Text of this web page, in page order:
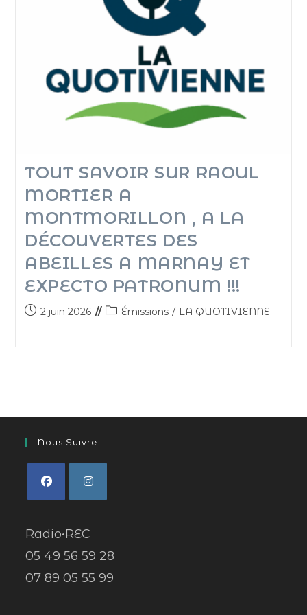
TOUT SAVOIR SUR RAOUL
MORTIER A
MONTMORILLON , A LA
DÉCOUVERTES DES
ABEILLES A MARNAY ET
EXPECTO PATRONUM !!!
2 juin 2026 Émissions / LA QUOTIVIENNE
Nous Suivre
Radio•REC
05 49 56 59 28
07 89 05 55 99